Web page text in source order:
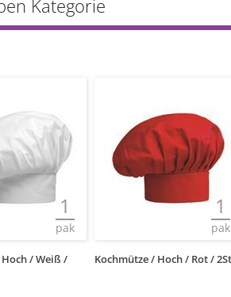
Kategorie
1
pak
/ Rot / 2Stk.
1
pak
Koch-Kopftuch / Bandana /